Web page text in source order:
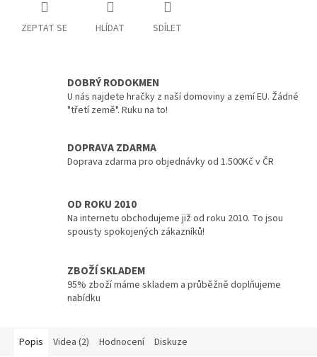
ZEPTAT SE HLÍDAT SDÍLET
DOBRÝ RODOKMEN
U nás najdete hračky z naší domoviny a zemí EU. Žádné
"třetí země". Ruku na to!
DOPRAVA ZDARMA
Doprava zdarma pro objednávky od 1.500Kč v ČR
OD ROKU 2010
Na internetu obchodujeme již od roku 2010. To jsou
spousty spokojených zákazníků!
ZBOŽÍ SKLADEM
95% zboží máme skladem a průběžně doplňujeme
nabídku
Popis Videa (2) Hodnocení Diskuze